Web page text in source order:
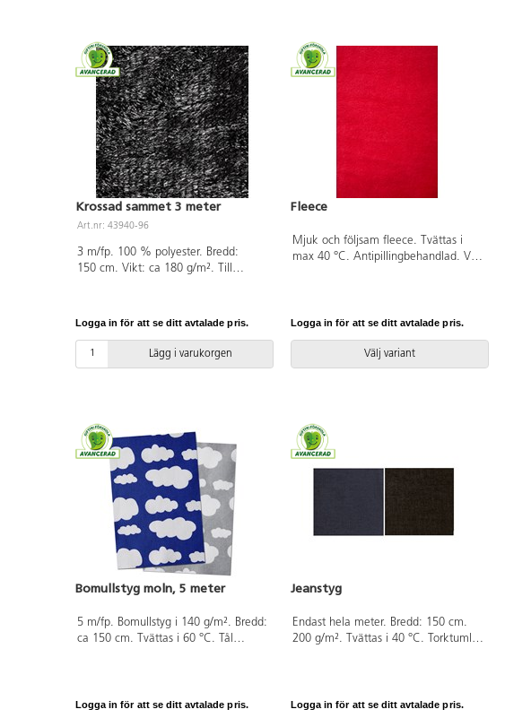
Krossad sammet 3 meter
Art.nr: 43940-96
3 m/fp. 100 % polyester. Bredd:
150 cm. Vikt: ca 180 g/m². Till
Logga in för att se ditt avtalade pris.
Lägg i varukorgen
Fleece
Mjuk och följsam fleece. Tvättas i
max 40 °C. Antipillingbehandlad. Vikt
(Standard 100). PVC-fri.
Logga in för att se ditt avtalade pris.
Välj variant
Bomullstyg moln, 5 meter
5 m/fp. Bomullstyg i 140 g/m². Bredd:
ca 150 cm. Tvättas i 60 °C. Tål
PVC-fri.
Logga in för att se ditt avtalade pris.
Jeanstyg
Endast hela meter. Bredd: 150 cm.
200 g/m². Tvättas i 40 °C. Torktumlas
PVC-fri.
Logga in för att se ditt avtalade pris.